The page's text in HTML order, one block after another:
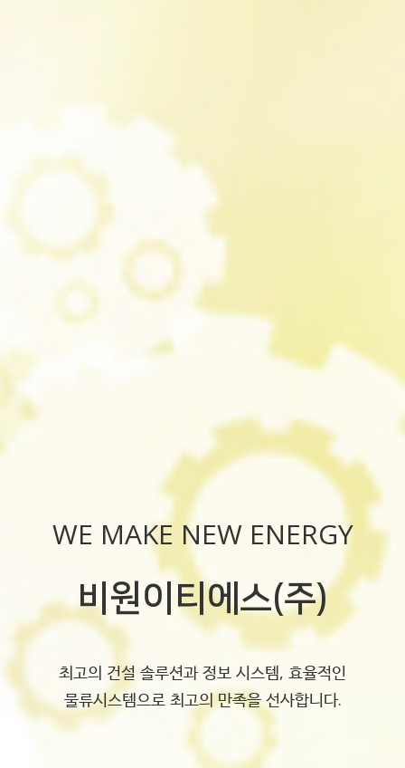
WE MAKE NEW ENERGY
비원이티에스(주)
비원이티에스(주)는 고객과 더불어 성장하며 가치를
창조하는 기업입니다